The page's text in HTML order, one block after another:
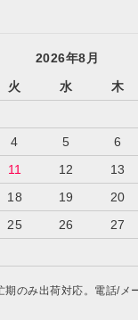
2026年8月
火 水 木
4 5 6
11 12 13
18 19 20
25 26 27
のみ出荷対応。電話/メ